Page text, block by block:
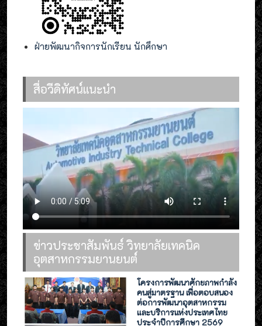
ฝ่ายพัฒนากิจการนักเรียน นักศึกษา
สื่อวีดิทัศน์แนะนำ
ข่าวประชาสัมพันธ์ วิทยาลัยเทคนิค
อุตสาหกรรมยานยนต์
โครงการพัฒนาศักยภาพกำลัง
คนสู่มาตรฐาน เพื่อตอบสนอง
ต่อการพัฒนาอุตสาหกรรม
และบริการแห่งประเทศไทย
ประจำปีการศึกษา 2569